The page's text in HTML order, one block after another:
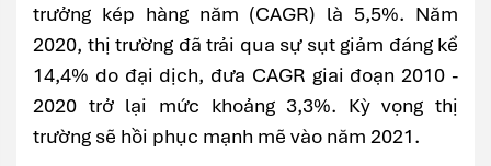
trưởng kép hàng năm (CAGR) là 5,5%. Năm
2020, thị trường đã trải qua sự sụt giảm đáng kể
14,4% do đại dịch, đưa CAGR giai đoạn 2010 -
2020 trở lại mức khoảng 3,3%. Kỳ vọng thị
trường sẽ hồi phục mạnh mẽ vào năm 2021.